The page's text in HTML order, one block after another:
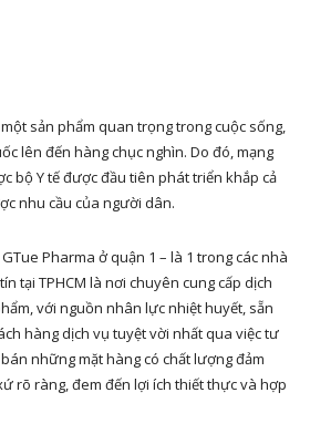
sản phẩm quan trọng trong cuộc sống,
lên đến hàng chục nghìn. Do đó, mạng
bộ Y tế được đầu tiên phát triển khắp cả
nhu cầu của người dân.
GTue Pharma ở quận 1 – là 1 trong các nhà
tại TPHCM là nơi chuyên cung cấp dịch
với nguồn nhân lực nhiệt huyết, sẵn
hàng dịch vụ tuyệt vời nhất qua việc tư
những mặt hàng có chất lượng đảm
rõ ràng, đem đến lợi ích thiết thực và hợp